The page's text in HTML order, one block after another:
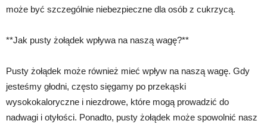
może być szczególnie niebezpieczne dla osób z cukrzycą.
**Jak pusty żołądek wpływa na naszą wagę?**
Pusty żołądek może również mieć wpływ na naszą wagę. Gdy
jesteśmy głodni, często sięgamy po przekąski
wysokokaloryczne i niezdrowe, które mogą prowadzić do
nadwagi i otyłości. Ponadto, pusty żołądek może spowolnić nasz